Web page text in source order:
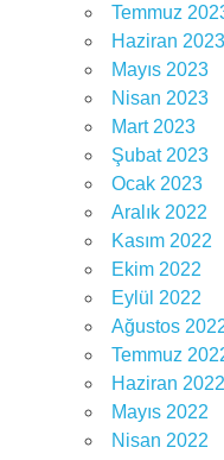
Temmuz
Haziran 2023
Mayıs 2023
Nisan 2023
Mart 2023
Şubat 2023
Ocak 2023
Aralık 2022
Kasım 2022
Ekim 2022
Eylül 2022
Ağustos
Temmuz
Haziran 2022
Mayıs 2022
Nisan 2022